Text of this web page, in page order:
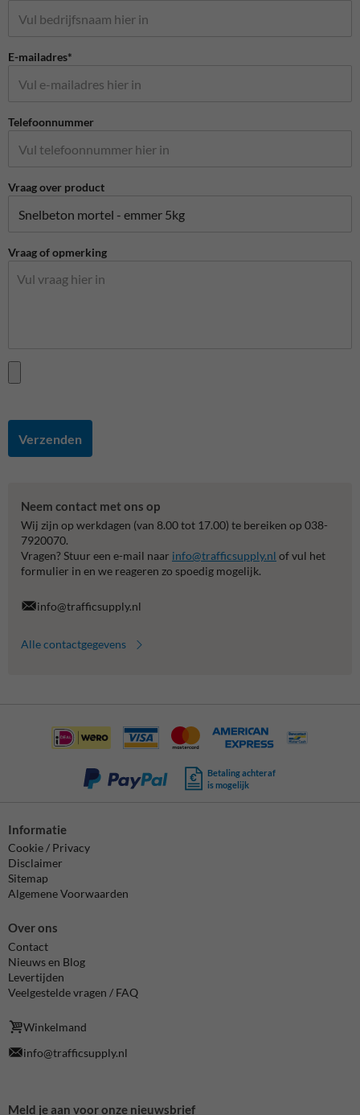
E-mailadres*
Telefoonnummer
Vraag over product
Vraag of opmerking
Verzenden
Neem contact met ons op
Wij zijn op werkdagen (van 8.00 tot 17.00) te bereiken op 038-
7920070.
Vragen? Stuur een e-mail naar info@trafficsupply.nl of vul het
formulier in en we reageren zo spoedig mogelijk.
info@trafficsupply.nl
Alle contactgegevens
Betaling achteraf
is mogelijk
Informatie
Cookie / Privacy
Disclaimer
Sitemap
Algemene Voorwaarden
Over ons
Contact
Nieuws en Blog
Levertijden
Veelgestelde vragen / FAQ
Winkelmand
info@trafficsupply.nl
Meld je aan voor onze nieuwsbrief